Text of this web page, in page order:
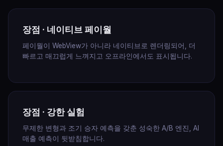
장점 · 네이티브 페이월
페이월이 WebView가 아니라 네이티브로 렌더링되어, 더
빠르고 매끄럽게 느껴지고 오프라인에서도 표시됩니다.
장점 · 강한 실험
무제한 변형과 조기 승자 예측을 갖춘 성숙한 A/B 엔진, AI
매출 예측이 뒷받침합니다.